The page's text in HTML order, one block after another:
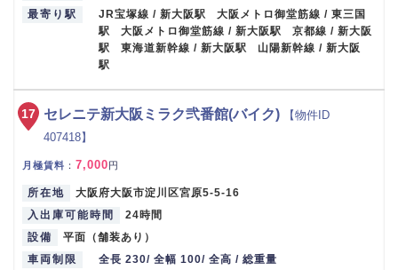
最寄り駅
JR宝塚線 / 新大阪駅 大阪メトロ御堂筋線 / 東三国
駅 大阪メトロ御堂筋線 / 新大阪駅 京都線 / 新大阪
駅 東海道新幹線 / 新大阪駅 山陽新幹線 / 新大阪
駅
セレニテ新大阪ミラク弐番館(バイク)
【物件ID
407418】
月極賃料 ： 7,000円
所在地
大阪府大阪市淀川区宮原5-5-16
入出庫可能時間
24時間
設備
平面（舗装あり）
車両制限
全長 230/ 全幅 100/ 全高 / 総重量
17